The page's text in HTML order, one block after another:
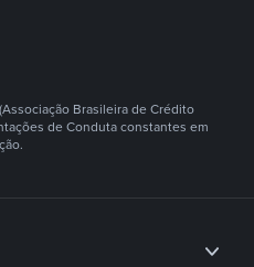
Brasileira de Crédito
de Conduta constantes em